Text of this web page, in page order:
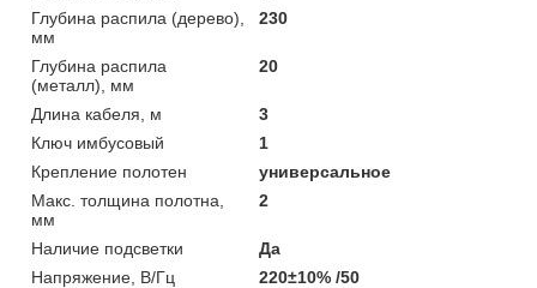
Глубина распила (дерево),
мм
230
Глубина распила
(металл), мм
20
Длина кабеля, м
3
Ключ имбусовый
1
Крепление полотен
универсальное
Макс. толщина полотна,
мм
2
Наличие подсветки
Да
Напряжение, В/Гц
220±10% /50